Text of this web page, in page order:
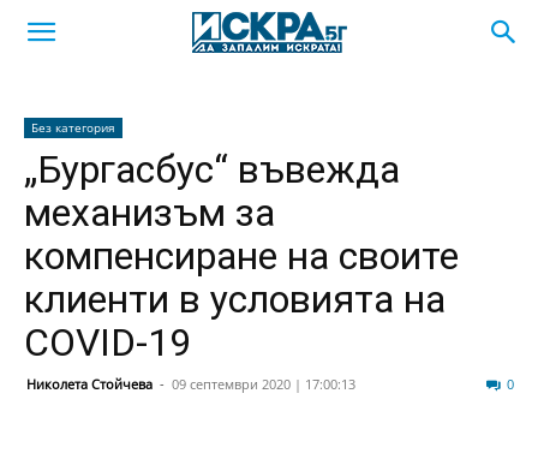
Без категория
„Бургасбус“ въвежда
механизъм за
компенсиране на своите
клиенти в условията на
COVID-19
Николета Стойчева - 09 септември 2020 | 17:00:13 0